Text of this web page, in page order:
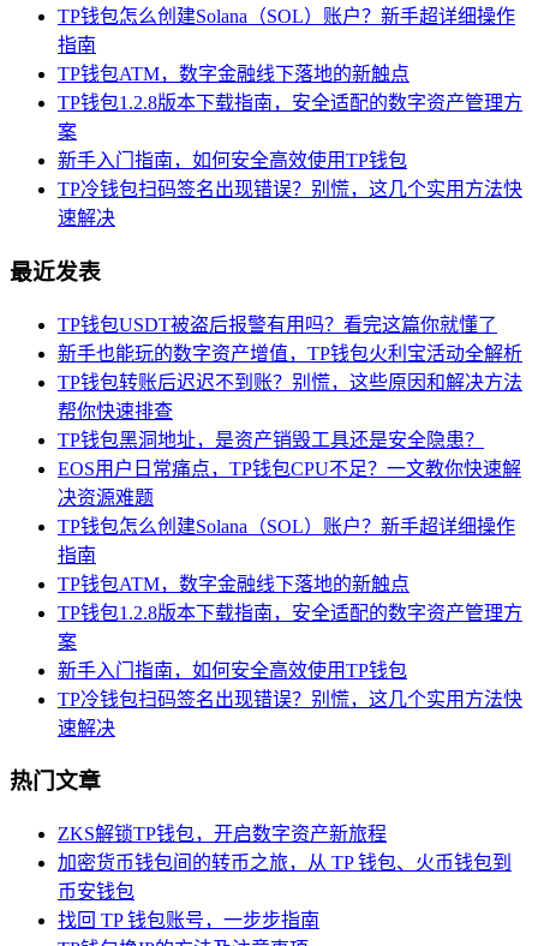
TP钱包怎么创建Solana（SOL）账户？新手超详细操作
指南
TP钱包ATM，数字金融线下落地的新触点
TP钱包1.2.8版本下载指南，安全适配的数字资产管理方
案
新手入门指南，如何安全高效使用TP钱包
TP冷钱包扫码签名出现错误？别慌，这几个实用方法快
速解决
最近发表
TP钱包USDT被盗后报警有用吗？看完这篇你就懂了
新手也能玩的数字资产增值，TP钱包火利宝活动全解析
TP钱包转账后迟迟不到账？别慌，这些原因和解决方法
帮你快速排查
TP钱包黑洞地址，是资产销毁工具还是安全隐患？
EOS用户日常痛点，TP钱包CPU不足？一文教你快速解
决资源难题
TP钱包怎么创建Solana（SOL）账户？新手超详细操作
指南
TP钱包ATM，数字金融线下落地的新触点
TP钱包1.2.8版本下载指南，安全适配的数字资产管理方
案
新手入门指南，如何安全高效使用TP钱包
TP冷钱包扫码签名出现错误？别慌，这几个实用方法快
速解决
热门文章
ZKS解锁TP钱包，开启数字资产新旅程
加密货币钱包间的转币之旅，从 TP 钱包、火币钱包到
币安钱包
找回 TP 钱包账号，一步步指南